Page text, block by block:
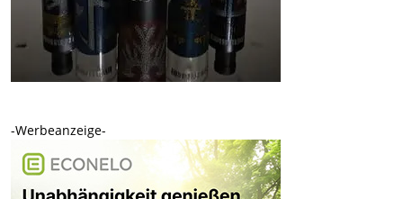
-Werbeanzeige-